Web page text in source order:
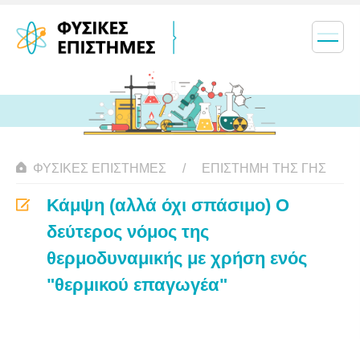
ΦΥΣΙΚΈΣ ΕΠΙΣΤΉΜΕΣ ΕΠΙΣΤΉΜΗ ΤΗΣ ΓΗΣ
Κάμψη (αλλά όχι σπάσιμο) Ο
δεύτερος νόμος της
θερμοδυναμικής με χρήση ενός
"θερμικού επαγωγέα"